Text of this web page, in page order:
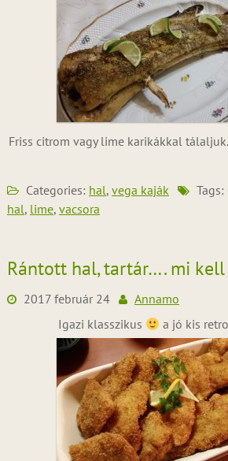
Friss citrom vagy lime karikákkal
Categories: hal, vega kaják Tags:
hal, lime, vacsora
Rántott hal, tartár…. mi kell
2017 február 24
Annamo
Igazi klasszikus
a jó kis